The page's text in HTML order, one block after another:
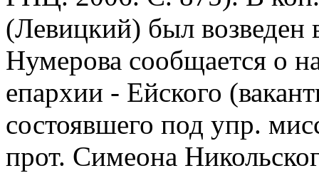
(Левицкий) был возведен
Нумерова сообщается о
епархии - Ейского
состоявшего под упр.
прот. Симеона